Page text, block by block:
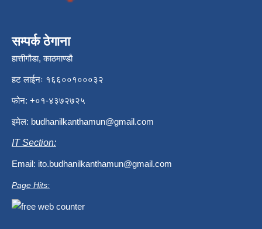
सम्पर्क ठेगाना
हात्तीगौडा, काठमाण्डौ
हट लाईनः १६६००१०००३२
फोन: +०१-४३७२७२५
इमेल: budhanilkanthamun@gmail.com
IT Section:
Email: ito.budhanilkanthamun@gmail.com
Page Hits: